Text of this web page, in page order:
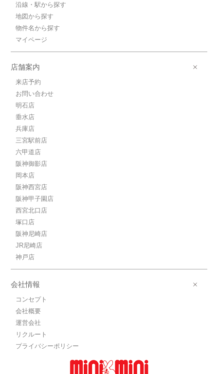
沿線・駅から探す
地図から探す
物件名から探す
マイページ
店舗案内
来店予約
お問い合わせ
明石店
垂水店
兵庫店
三宮駅前店
六甲道店
阪神御影店
岡本店
阪神西宮店
阪神甲子園店
西宮北口店
塚口店
阪神尼崎店
JR尼崎店
神戸店
会社情報
コンセプト
会社概要
運営会社
リクルート
プライバシーポリシー